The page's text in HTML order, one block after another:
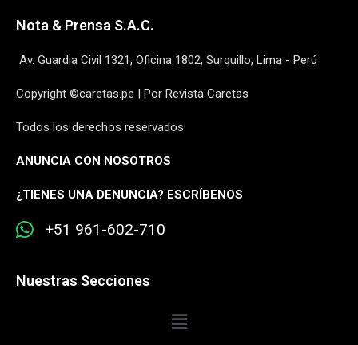
Nota & Prensa S.A.C.
Av. Guardia Civil 1321, Oficina 1802, Surquillo, Lima - Perú
Copyright ©caretas.pe | Por Revista Caretas
Todos los derechos reservados
ANUNCIA CON NOSOTROS
¿TIENES UNA DENUNCIA? ESCRÍBENOS
+51 961-602-710
Nuestras Secciones